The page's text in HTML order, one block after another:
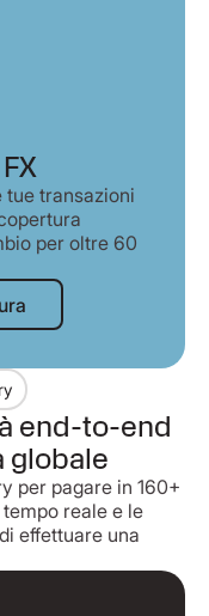
tue transazioni
per oltre 60
di copertura
end-to-end
globale
per pagare in 160+
reale e le
effettuare una